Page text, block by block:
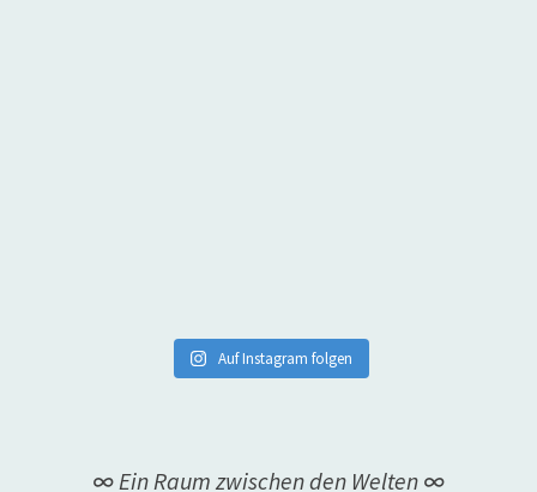
Auf Instagram folgen
∞ Ein Raum zwischen den Welten ∞